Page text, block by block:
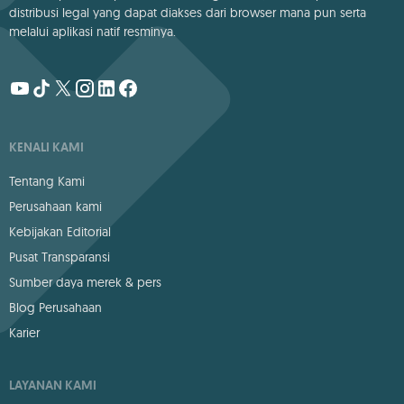
distribusi legal yang dapat diakses dari browser mana pun serta
melalui aplikasi natif resminya.
KENALI KAMI
Tentang Kami
Perusahaan kami
Kebijakan Editorial
Pusat Transparansi
Sumber daya merek & pers
Blog Perusahaan
Karier
LAYANAN KAMI